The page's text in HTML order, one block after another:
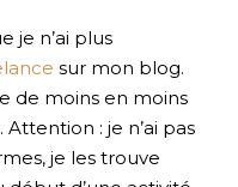
je n’ai plus
sur mon blog.
de moins en moins
: je n’ai pas
je les trouve